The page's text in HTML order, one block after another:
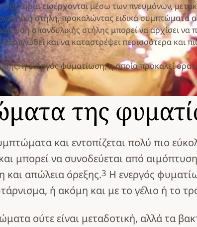
βακτήρια εισέρχονται μέσω των πνευμόνων,
στήλη, προκαλώντας ειδικά συμπτώματα
σπονδυλικής στήλης μπορεί να αρχίσει να
και να καταστρέψει περισσότερα και
η ενεργός φυματίωση, η οποία προκαλεί
της
και εντοπίζεται πολύ πιο
μπορεί να συνοδεύεται από
απώλεια όρεξης.3 Η ενεργός
ή ακόμη και με το γέλιο ή το
ούτε είναι μεταδοτική, αλλά τα